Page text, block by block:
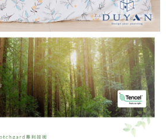
公司提供之「AFTEE先享後付」服務完成之交
提供個人資料，並將交易相關給付款項請求債
請瀏覽以下網址：
徵得法定代理人或監護人之同意方可使用
經同意申辦者引起之損失，本公司不負相關責
時，將依據個別帳號之用戶狀況，依本公司即
若仍有額度不足之情形，本公司將視審查結果
或使用他人資訊註冊。若發現惡意使用之情形，
權停止該用戶之使用額度並採取法律行動。
以上)免運費
含以上)免運費